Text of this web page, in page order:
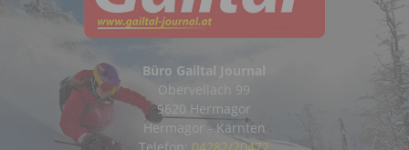
Büro Gailtal Journal
Obervellach 99
9620 Hermagor
Hermagor - Kärnten